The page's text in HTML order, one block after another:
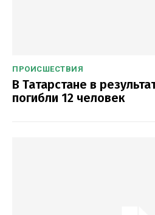
ПРОИСШЕСТВИЯ
В Татарстане в
погибли 12 человек